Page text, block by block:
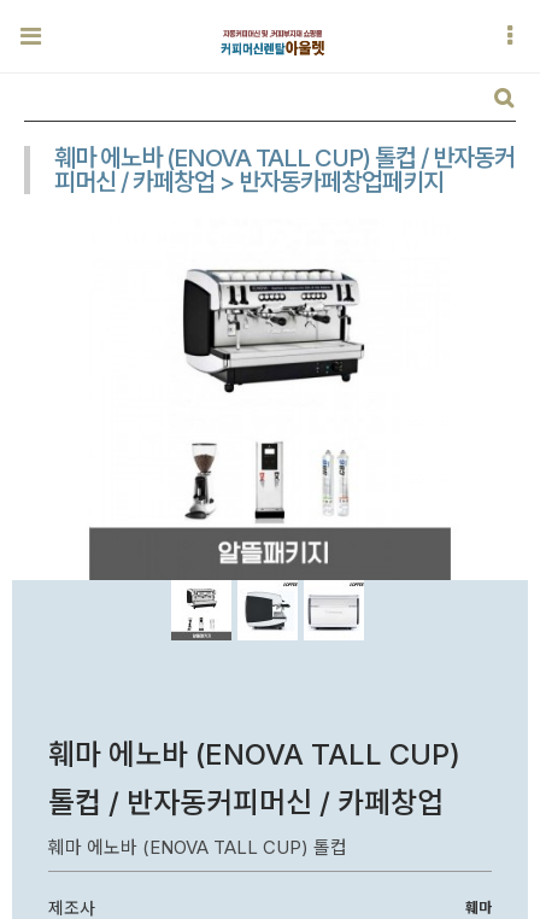
훼마 에노바 (ENOVA TALL CUP) 톨컵 / 반자동커
피머신 / 카페창업 > 반자동카페창업페키지
훼마 에노바 (ENOVA TALL CUP)
톨컵 / 반자동커피머신 / 카페창업
훼마 에노바 (ENOVA TALL CUP) 톨컵
제조사 훼마